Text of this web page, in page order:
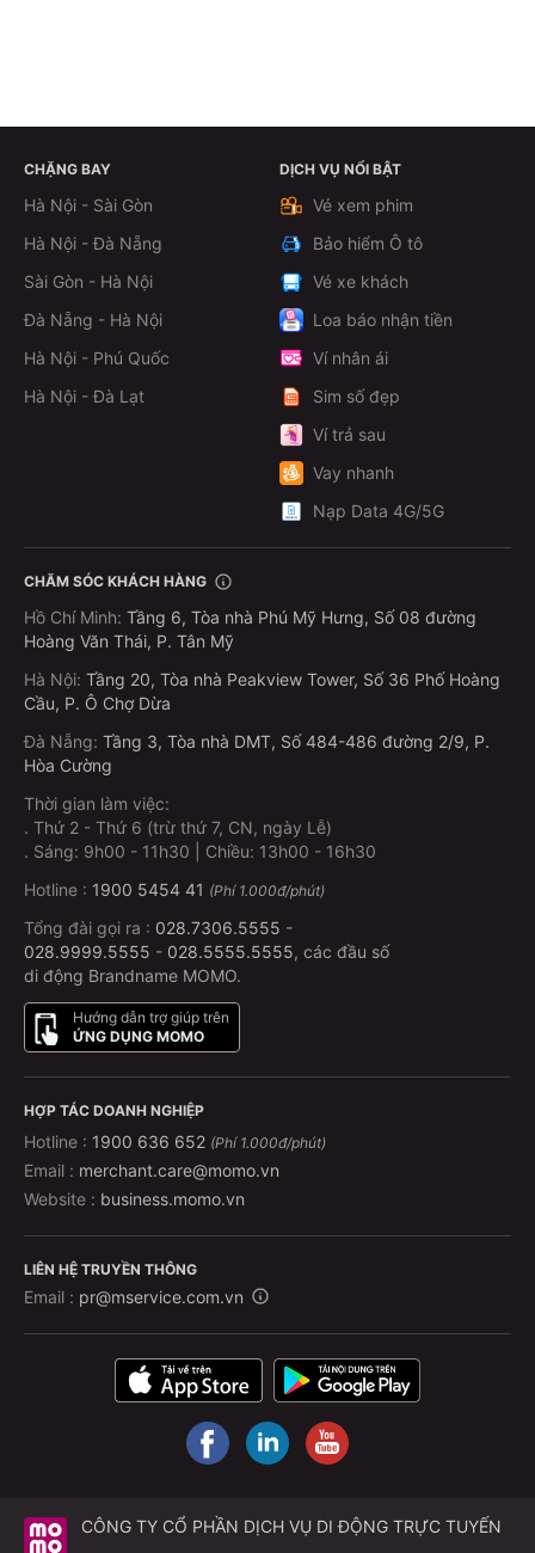
ĐẶT VÉ NGAY
CHẶNG BAY
Hà Nội - Sài Gòn
Hà Nội - Đà Nẵng
Sài Gòn - Hà Nội
Đà Nẵng - Hà Nội
Hà Nội - Phú Quốc
Hà Nội - Đà Lạt
DỊCH VỤ NỔI BẬT
Vé xem phim
Bảo hiểm Ô tô
Vé xe khách
Loa báo nhận tiền
Ví nhân ái
Sim số đẹp
Ví trả sau
Vay nhanh
Nạp Data 4G/5G
CHĂM SÓC KHÁCH HÀNG
Hồ Chí Minh: Tầng 6, Tòa nhà Phú Mỹ Hưng, Số 08 đường
Hoàng Văn Thái, P. Tân Mỹ
Hà Nội: Tầng 20, Tòa nhà Peakview Tower, Số 36 Phố Hoàng
Cầu, P. Ô Chợ Dừa
Đà Nẵng: Tầng 3, Tòa nhà DMT, Số 484-486 đường 2/9, P.
Hòa Cường
Thời gian làm việc:
. Thứ 2 - Thứ 6 (trừ thứ 7, CN, ngày Lễ)
. Sáng: 9h00 - 11h30 | Chiều: 13h00 - 16h30
Hotline : 1900 5454 41 (Phí 1.000đ/phút)
Tổng đài gọi ra : 028.7306.5555 -
028.9999.5555 - 028.5555.5555, các đầu số
di động Brandname MOMO.
Hướng dẫn trợ giúp trên
ỨNG DỤNG MOMO
HỢP TÁC DOANH NGHIỆP
Hotline : 1900 636 652 (Phí 1.000đ/phút)
Email : merchant.care@momo.vn
Website : business.momo.vn
LIÊN HỆ TRUYỀN THÔNG
Email : pr@mservice.com.vn
CÔNG TY CỔ PHẦN DỊCH VỤ DI ĐỘNG TRỰC TUYẾN